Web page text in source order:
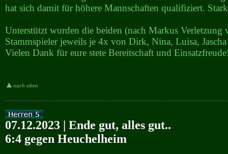
hat sich damit für höhere Mannschaften qualifiziert.
Unterstützt wurden die beiden (nach Markus Verletzung
Stammspieler jeweils je 4x von Dirk, Nina, Luisa,
Vielen Dank für eure stete Bereitschaft und
nach oben
07.12.2023 | Ende gut, alles gut..
6:4 gegen Heuchelheim